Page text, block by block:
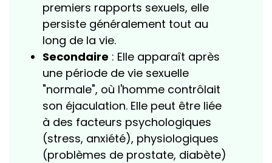
premiers rapports sexuels, elle
persiste généralement tout au
long de la vie.
Secondaire : Elle apparaît après
une période de vie sexuelle
"normale", où l'homme contrôlait
son éjaculation. Elle peut être liée
à des facteurs psychologiques
(stress, anxiété), physiologiques
(problèmes de prostate, diabète)